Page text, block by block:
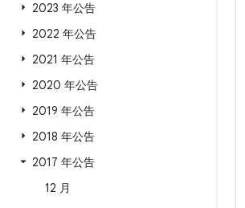
2023 年公告
2022 年公告
2021 年公告
2020 年公告
2019 年公告
2018 年公告
2017 年公告
12 月